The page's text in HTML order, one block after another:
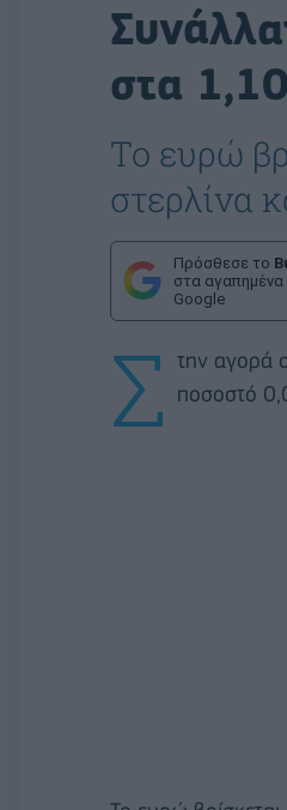
στα
Το ευρώ
στερλίνα
Πρόσθεσε το
στα αγαπημένα
Google
Σ την αγορά
ποσοστό